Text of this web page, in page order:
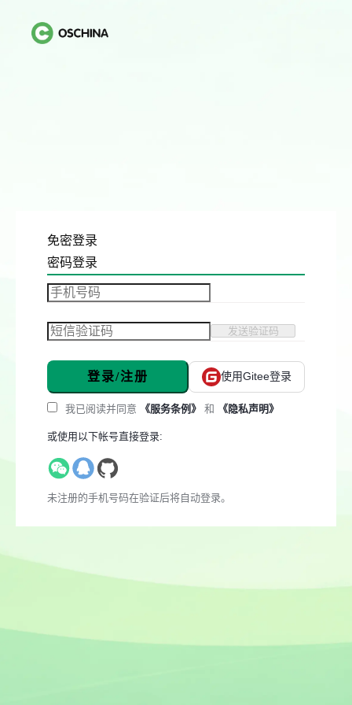
免密登录
密码登录
发送验证码
登录/注册 使用Gitee登录
我已阅读并同意 《服务条例》 和 《隐私声明》
或使用以下帐号直接登录:
未注册的手机号码在验证后将自动登录。